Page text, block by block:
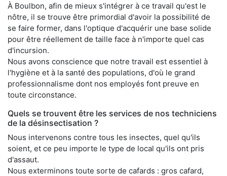
À Boulbon, afin de mieux s'intégrer à ce travail qu'est le
nôtre, il se trouve être primordial d'avoir la possibilité de
se faire former, dans l'optique d'acquérir une base solide
pour être réellement de taille face à n'importe quel cas
d'incursion.
Nous avons conscience que notre travail est essentiel à
l'hygiène et à la santé des populations, d'où le grand
professionnalisme dont nos employés font preuve en
toute circonstance.
Quels se trouvent être les services de nos techniciens
de la désinsectisation ?
Nous intervenons contre tous les insectes, quel qu'ils
soient, et ce peu importe le type de local qu'ils ont pris
d'assaut.
Nous exterminons toute sorte de cafards : gros cafard,